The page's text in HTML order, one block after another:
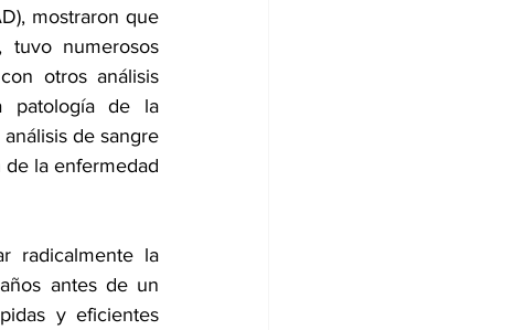
mostraron que
tuvo numerosos
otros análisis
patología de la
de sangre
la enfermedad
radicalmente la
antes de un
y eficientes